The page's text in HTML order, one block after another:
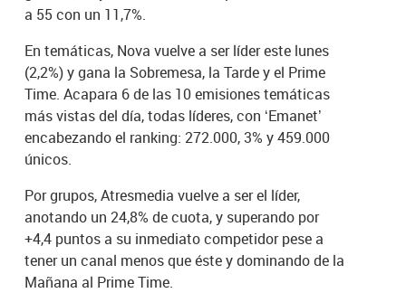
a 55 con un 11,7%.
En temáticas, Nova vuelve a ser líder este lunes
(2,2%) y gana la Sobremesa, la Tarde y el Prime
Time. Acapara 6 de las 10 emisiones temáticas
más vistas del día, todas líderes, con ‘Emanet’
encabezando el ranking: 272.000, 3% y 459.000
únicos.
Por grupos, Atresmedia vuelve a ser el líder,
anotando un 24,8% de cuota, y superando por
+4,4 puntos a su inmediato competidor pese a
tener un canal menos que éste y dominando de la
Mañana al Prime Time.